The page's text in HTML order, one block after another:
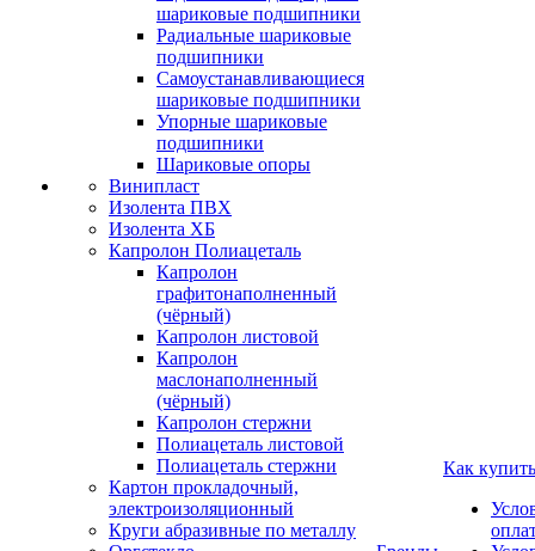
шариковые подшипники
Радиальные шариковые
подшипники
Самоустанавливающиеся
шариковые подшипники
Упорные шариковые
подшипники
Шариковые опоры
Винипласт
Изолента ПВХ
Изолента ХБ
Капролон Полиацеталь
Капролон
графитонаполненный
(чёрный)
Капролон листовой
Капролон
маслонаполненный
(чёрный)
Капролон стержни
Полиацеталь листовой
Полиацеталь стержни
Картон прокладочный,
электроизоляционный
Круги абразивные по металлу
Как купить